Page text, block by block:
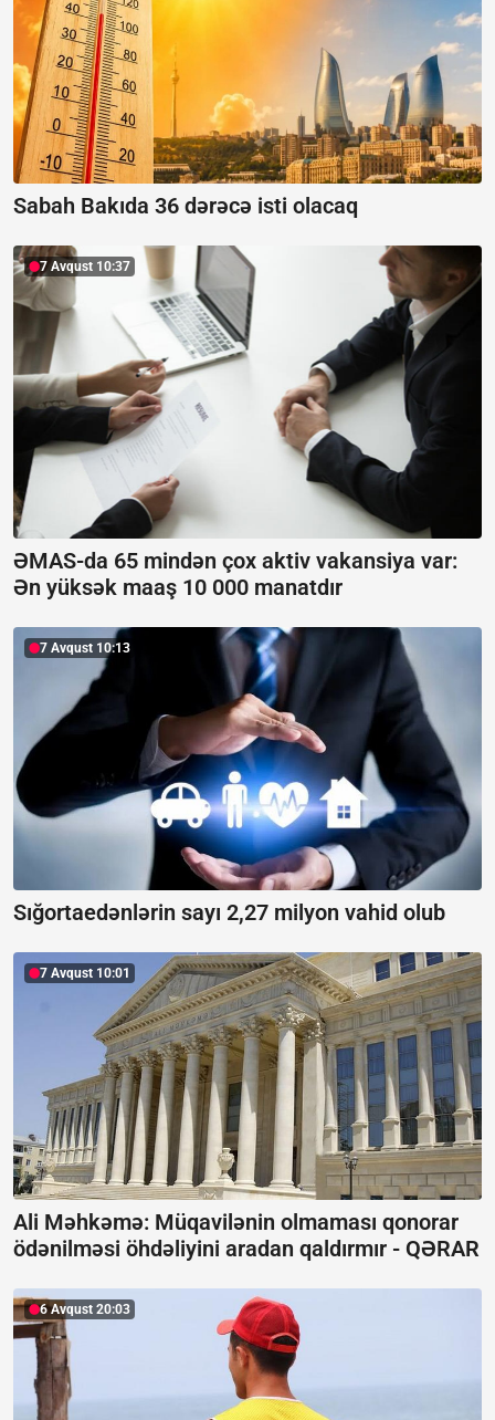
Sabah Bakıda 36 dərəcə isti olacaq
7 Avqust 10:37
ƏMAS-da 65 mindən çox aktiv vakansiya var:
Ən yüksək maaş 10 000 manatdır
7 Avqust 10:13
Sığortaedənlərin sayı 2,27 milyon vahid olub
7 Avqust 10:01
Ali Məhkəmə: Müqavilənin olmaması qonorar
ödənilməsi öhdəliyini aradan qaldırmır - QƏRAR
6 Avqust 20:03